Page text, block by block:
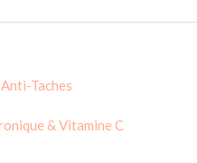
Taches
& Vitamine C